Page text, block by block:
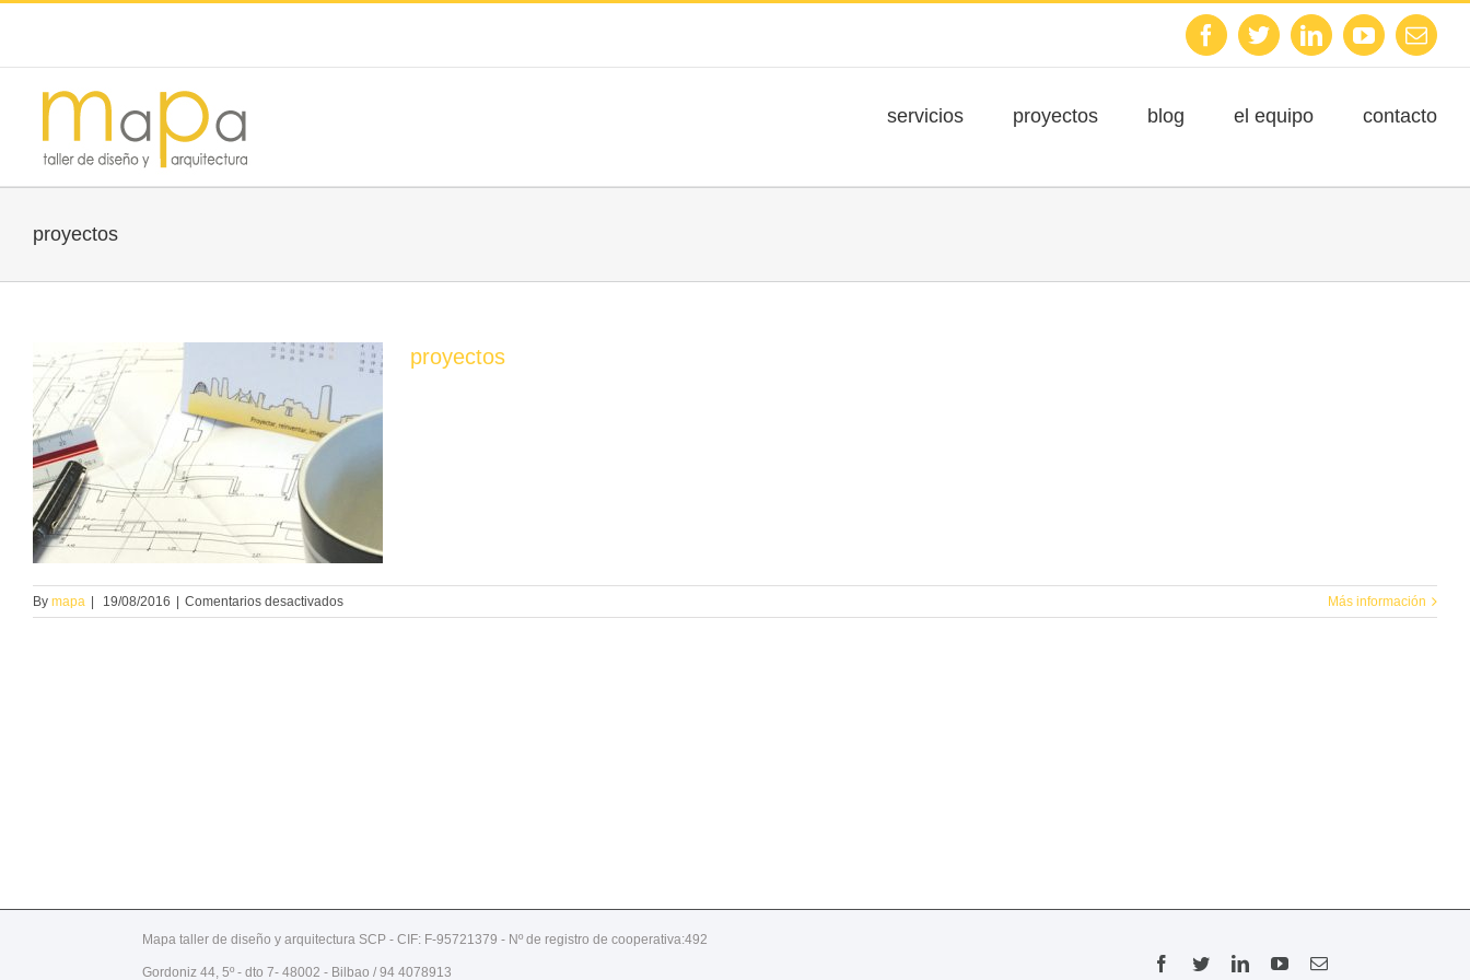
FacebookTwitterLinkedinYoutube
servicios proyectos blog el equipo contacto
proyectos
proyectos
By mapa 19/08/2016 Comentarios desactivadosen
proyectos
Más información
Mapa taller de diseño y arquitectura SCP - CIF: F-95721379 - Nº de registro de cooperativa:492
Gordoniz 44, 5º - dto 7- 48002 - Bilbao / 94 4078913
Facebook
TwitterLinkedinYoutubeEmail